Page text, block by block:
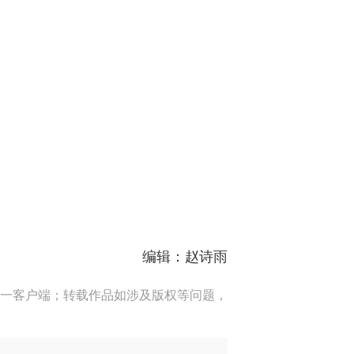
编辑：赵诗雨
客户端；转载作品如涉及版权等问题，